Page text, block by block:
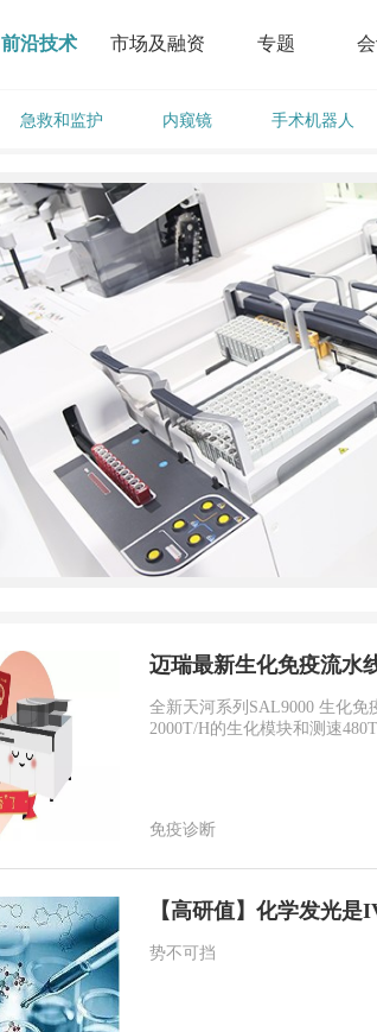
前沿技术 市场及融资 专题
急救和监护 内窥镜 手术机器人
迈瑞最新生化免疫流水
全新天河系列SAL9000 生化
2000T/H的生化模块和测速
免疫诊断
【高研值】化学发光
势不可挡